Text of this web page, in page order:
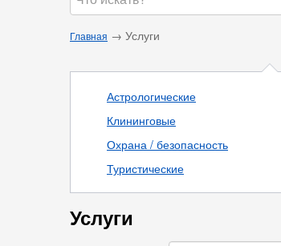
Главная → Услуги
Астрологические
Клининговые
Охрана / безопасность
Туристические
Услуги